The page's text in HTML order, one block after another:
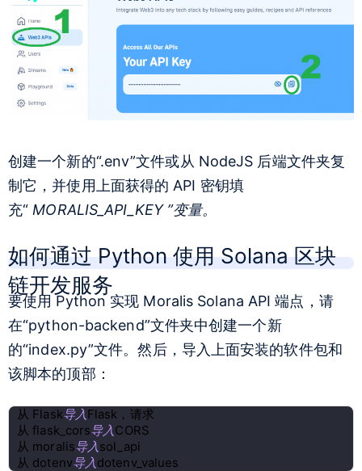
创建一个新的“.env”文件或从 NodeJS 后端文件夹复
制它，并使用上面获得的 API 密钥填
充“ MORALIS_API_KEY ”变量。
如何通过 Python 使用 Solana 区块
链开发服务
要使用 Python 实现 Moralis Solana API 端点，请
在“python-backend”文件夹中创建一个新
的“index.py”文件。然后，导入上面安装的软件包和
该脚本的顶部：
从 Flask导入 Flask，请求
从 flask_cors导入 CORS
从 moralis导入 sol_api
从 dotenv导入 dotenv_values